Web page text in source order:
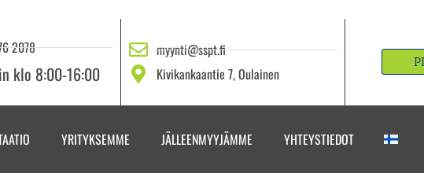
2078
klo 8:00-16:00
myynti@sspt.fi
Kivikankaantie 7, Oulainen
YRITYKSEMME JÄLLEENMYYJÄMME YHTEYSTIEDOT